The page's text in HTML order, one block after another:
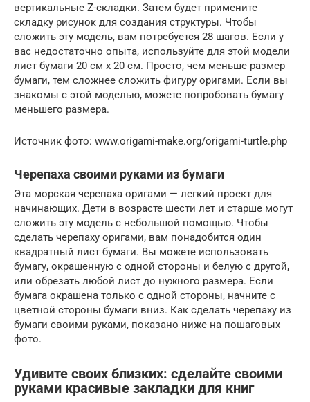
вертикальные Z-складки. Затем будет примените
складку рисунок для создания структуры. Чтобы
сложить эту модель, вам потребуется 28 шагов. Если у
вас недостаточно опыта, используйте для этой модели
лист бумаги 20 см х 20 см. Просто, чем меньше размер
бумаги, тем сложнее сложить фигуру оригами. Если вы
знакомы с этой моделью, можете попробовать бумагу
меньшего размера.
Источник фото: www.origami-make.org/origami-turtle.php
Черепаха своими руками из бумаги
Эта морская черепаха оригами — легкий проект для
начинающих. Дети в возрасте шести лет и старше могут
сложить эту модель с небольшой помощью. Чтобы
сделать черепаху оригами, вам понадобится один
квадратный лист бумаги. Вы можете использовать
бумагу, окрашенную с одной стороны и белую с другой,
или обрезать любой лист до нужного размера. Если
бумага окрашена только с одной стороны, начните с
цветной стороны бумаги вниз. Как сделать черепаху из
бумаги своими руками, показано ниже на пошаговых
фото.
Удивите своих близких: сделайте своими
руками красивые закладки для книг